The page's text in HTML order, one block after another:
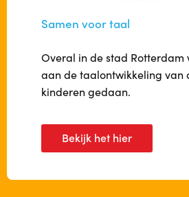
Locaties
Locatie Crooswijk
Locatie Centrum
Locatie Charlois
Samen voor taal
Overal in de stad Rotterdam
aan de taalontwikkeling van
kinderen gedaan.
Bekijk het hier